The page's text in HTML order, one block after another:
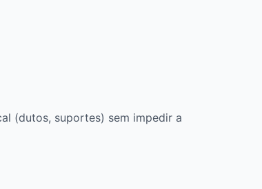
(dutos, suportes) sem impedir a